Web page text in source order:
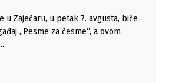
u Zaječaru, u petak 7. avgusta, biće
„Pesme za česme“, a ovom